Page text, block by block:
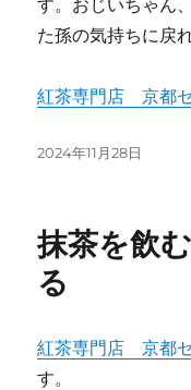
す。おじいちゃん
た孫の気持ちに戻
紅茶専門店 京都
投
2024年11月28日
抹茶を飲
る
紅茶専門店 京都
す。